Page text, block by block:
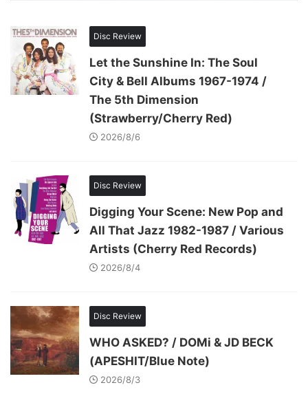
Disc Review
Let the Sunshine In: The Soul
City & Bell Albums 1967-1974 /
The 5th Dimension
(Strawberry/Cherry Red)
2026/8/6
Disc Review
Digging Your Scene: New Pop and
All That Jazz 1982-1987 / Various
Artists (Cherry Red Records)
2026/8/4
Disc Review
WHO ASKED? / DOMi & JD BECK
(APESHIT/Blue Note)
2026/8/3